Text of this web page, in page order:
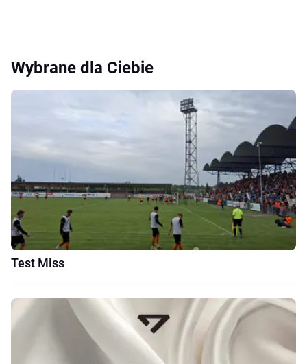
Wybrane dla Ciebie
Test Miss